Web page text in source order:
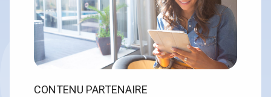
CONTENU PARTENAIRE